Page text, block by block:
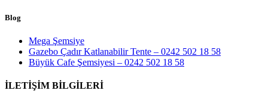
Blog
Mega Şemsiye
Gazebo Çadır Katlanabilir Tente – 0242 502 18 58
Büyük Cafe Şemsiyesi – 0242 502 18 58
İLETİŞİM BİLGİLERİ